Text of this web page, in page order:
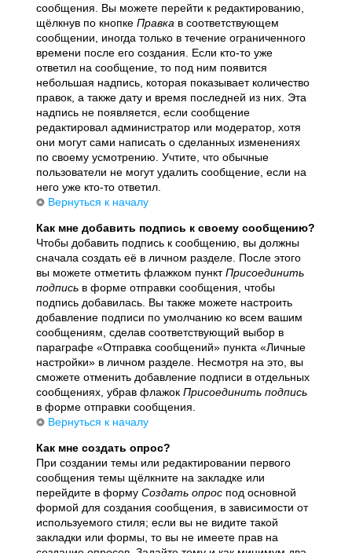
сообщения. Вы можете перейти к редактированию,
щёлкнув по кнопкеПравка в соответствующем
сообщении, иногда только в течение ограниченного
времени после его создания. Если кто-то уже
ответил на сообщение, то под ним появится
небольшая надпись, которая показывает количество
правок, а также дату и время последней из них. Эта
надпись не появляется, если сообщение
редактировал администратор или модератор, хотя
они могут сами написать о сделанных изменениях
по своему усмотрению. Учтите, что обычные
пользователи не могут удалить сообщение, если на
него уже кто-то ответил.
Вернуться к началу
Как мне добавить подпись к своему сообщению?
Чтобы добавить подпись к сообщению, вы должны
сначала создать её в личном разделе. После этого
вы можете отметить флажком пунктПрисоединить
подпись в форме отправки сообщения, чтобы
подпись добавилась. Вы также можете настроить
добавление подписи по умолчанию ко всем вашим
сообщениям, сделав соответствующий выбор в
параграфе «Отправка сообщений» пункта «Личные
настройки» в личном разделе. Несмотря на это, вы
сможете отменить добавление подписи в отдельных
сообщениях, убрав флажокПрисоединить подпись
в форме отправки сообщения.
Вернуться к началу
Как мне создать опрос?
При создании темы или редактировании первого
сообщения темы щёлкните на закладке или
перейдите в формуСоздать опрос под основной
формой для создания сообщения, в зависимости от
используемого стиля; если вы не видите такой
закладки или формы, то вы не имеете прав на